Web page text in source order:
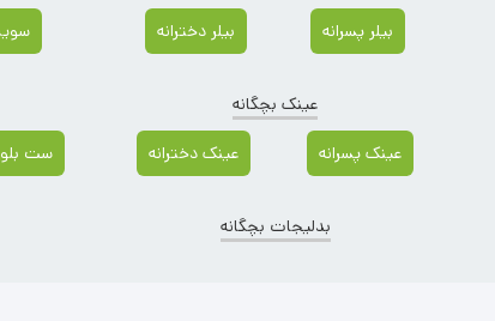
بیلر پسرانه بیلر دخترانه
عینک بچگانه
عینک پسرانه عینک دخترانه ست
بدلیجات بچگانه